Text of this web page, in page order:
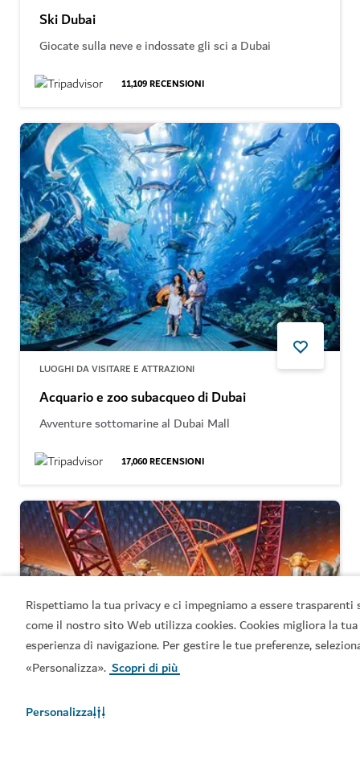
Rispettiamo la tua privacy e ci impegniamo a essere trasparenti
come il nostro sito Web utilizza cookies. Cookies migliora la tua
esperienza di navigazione. Per gestire le tue preferenze,
«Personalizza». Scopri di più
Personalizza
Prenotate subito
Ski Dubai
Giocate sulla neve e indossate gli sci a Dubai
11,109RECENSIONI
LUOGHI DA VISITARE E ATTRAZIONI
Acquario e zoo subacqueo di Dubai
Avventure sottomarine al Dubai Mall
17,060RECENSIONI